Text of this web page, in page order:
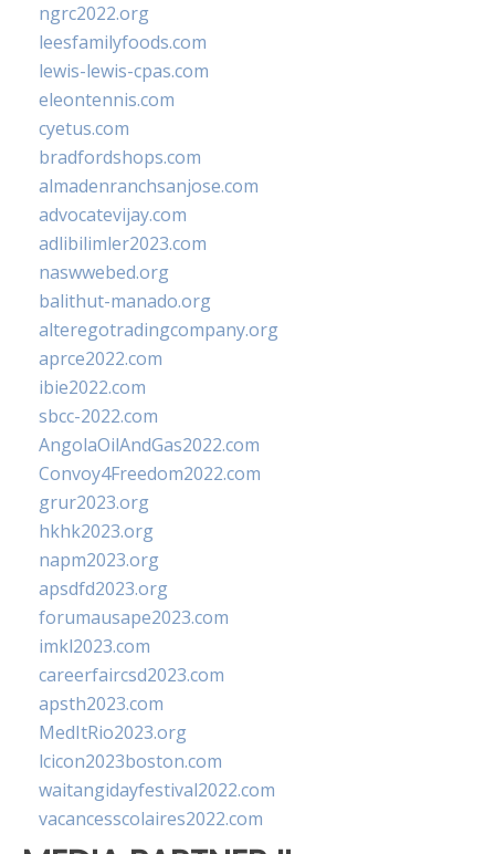
ngrc2022.org
leesfamilyfoods.com
lewis-lewis-cpas.com
eleontennis.com
cyetus.com
bradfordshops.com
almadenranchsanjose.com
advocatevijay.com
adlibilimler2023.com
naswwebed.org
balithut-manado.org
alteregotradingcompany.org
aprce2022.com
ibie2022.com
sbcc-2022.com
AngolaOilAndGas2022.com
Convoy4Freedom2022.com
grur2023.org
hkhk2023.org
napm2023.org
apsdfd2023.org
forumausape2023.com
imkl2023.com
careerfaircsd2023.com
apsth2023.com
MedItRio2023.org
lcicon2023boston.com
waitangidayfestival2022.com
vacancesscolaires2022.com